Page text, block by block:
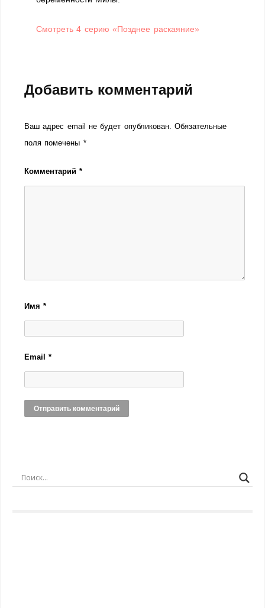
Смотреть 4 серию «Позднее раскаяние»
Добавить комментарий
Ваш адрес email не будет опубликован. Обязательные
поля помечены *
Комментарий*
Имя*
Email*